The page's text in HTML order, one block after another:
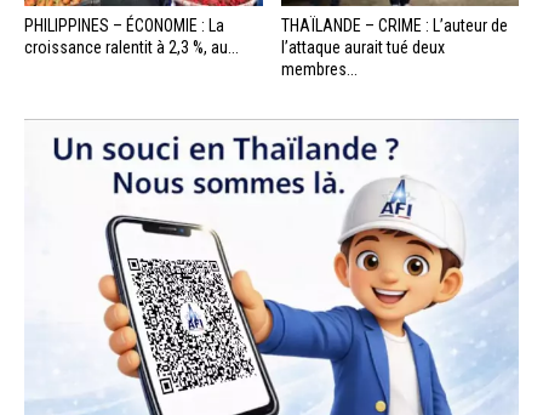
PHILIPPINES – ÉCONOMIE : La
croissance ralentit à 2,3 %, au...
THAÏLANDE – CRIME : L’auteur de
l’attaque aurait tué deux
membres...